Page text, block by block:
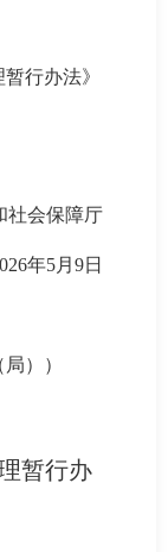
行办法》
社会保障厅
年5月9日
））
暂行办